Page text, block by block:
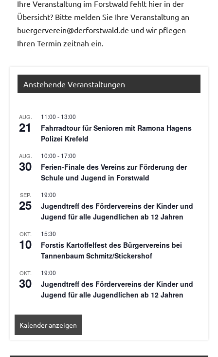
Ihre Veranstaltung im Forstwald fehlt hier in der
Übersicht? Bitte melden Sie Ihre Veranstaltung an
buergerverein@derforstwald.de und wir pflegen
Ihren Termin zeitnah ein.
Anstehende Veranstaltungen
AUG.
21
11:00 - 13:00
Fahrradtour für Senioren mit Ramona Hagens
Polizei Krefeld
AUG.
30
10:00 - 17:00
Ferien-Finale des Vereins zur Förderung der
Schule und Jugend in Forstwald
SEP.
25
19:00
Jugendtreff des Fördervereins der Kinder und
Jugend für alle Jugendlichen ab 12 Jahren
OKT.
10
15:30
Forstis Kartoffelfest des Bürgervereins bei
Tannenbaum Schmitz/Stickershof
OKT.
30
19:00
Jugendtreff des Fördervereins der Kinder und
Jugend für alle Jugendlichen ab 12 Jahren
Kalender anzeigen